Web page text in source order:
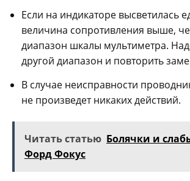
Если на индикаторе высветилась
величина сопротивления выше,
диапазон шкалы мультиметра.
другой диапазон и повторить
В случае неисправности
не произведет никаких действий.
Читать статью Болячки и
Форд Фокус